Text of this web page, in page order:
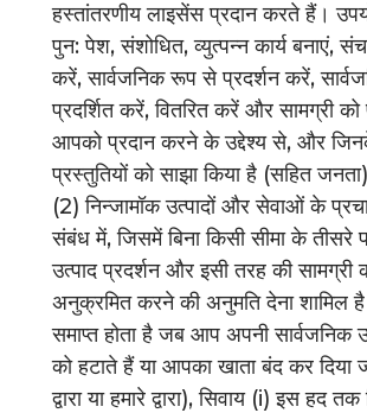
हस्तांतरणीय लाइसेंस प्रदान करते हैं।
पुन: पेश, संशोधित, व्युत्पन्न कार्य बनाएं,
करें, सार्वजनिक रूप से प्रदर्शन करें,
प्रदर्शित करें, वितरित करें और सामग्री
आपको प्रदान करने के उद्देश्य से, और
प्रस्तुतियों को साझा किया है (सहित
(2) निन्जामॉक उत्पादों और सेवाओं के
संबंध में, जिसमें बिना किसी सीमा के तीसरे
उत्पाद प्रदर्शन और इसी तरह की सामग्री
अनुक्रमित करने की अनुमति देना शामिल
समाप्त होता है जब आप अपनी सार्वजनिक
को हटाते हैं या आपका खाता बंद कर दिया
द्वारा या हमारे द्वारा), सिवाय (i) इस हद